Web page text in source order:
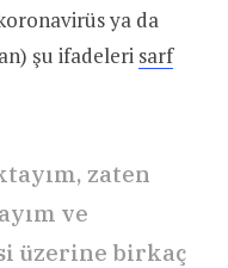
ya da
şu ifadeleri sarf
zaten
ve
üzerine birkaç